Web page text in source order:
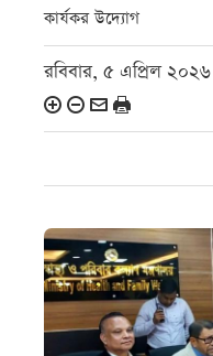
কার্যকর উদ্যোগ
রবিবার, ৫ এপ্রিল ২০২৬